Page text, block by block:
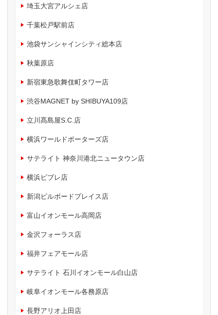
埼玉大宮アルシェ店
千葉松戸駅前店
池袋サンシャインシティ総本店
秋葉原店
新宿東急歌舞伎町タワー店
渋谷MAGNET by SHIBUYA109店
立川髙島屋S.C.店
横浜ワールドポーターズ店
サテライト 神奈川港北ニュータウン店
横浜ビブレ店
新潟ビルボードプレイス店
富山イオンモール高岡店
金沢フォーラス店
福井フェアモール店
サテライト 石川イオンモール白山店
岐阜イオンモール各務原店
長野アリオ上田店